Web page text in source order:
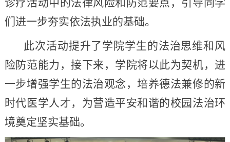
们进一步夯实依法执业的基础。
此次活动提升了学院学生的法治思维和风
险防范能力，接下来，学院将以此为契机，进
一步增强学生的法治观念，培养德法兼修的新
时代医学人才，为营造平安和谐的校园法治环
境奠定坚实基础。